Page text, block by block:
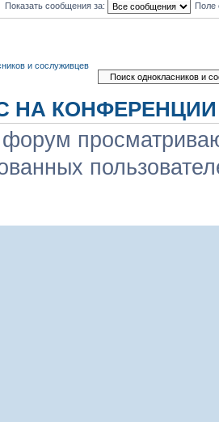
Показать сообщения за: Поле
и сослуживцев
НА КОНФЕРЕНЦИИ
форум